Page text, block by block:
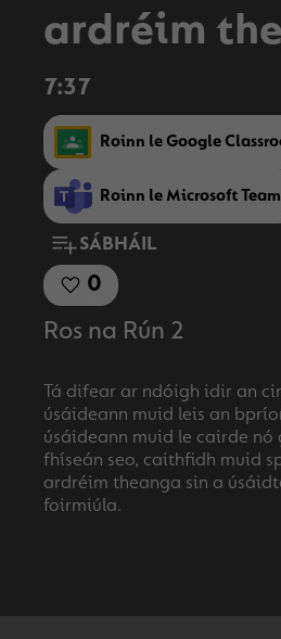
ardréim
7:37
Roinn le Google
Roinn le Microsoft
SÁBHÁIL
0
Ros na Rún 2
Tá difear ar ndóigh idir an
úsáideann muid leis an
úsáideann muid le cairde nó
fhíseán seo, caithfidh muid
ardréim theanga sin a